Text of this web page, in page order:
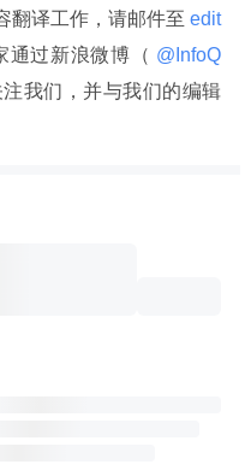
翻译工作，请邮件至 edit
通过新浪微博（
注我们，并与我们的编辑